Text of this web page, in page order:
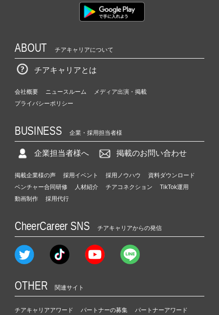
ABOUT チアキャリアについて
チアキャリアとは
会社概要 ニュースルーム
メディア出演・掲載
プライバシーポリシー
BUSINESS 企業・採用担当者様
企業担当者様へ 掲載のお問い合わせ
掲載企業様の声 採用イベント 採用ノウハウ
資料ダウンロード
ベンチャー合同研修
人材紹介 チアコネクション
TikTok運用
動画制作
採用代行
CheerCareer SNS チアキャリアからの発信
OTHER 関連サイト
チアキャリアアワード パートナーの募集 パートナーアワード